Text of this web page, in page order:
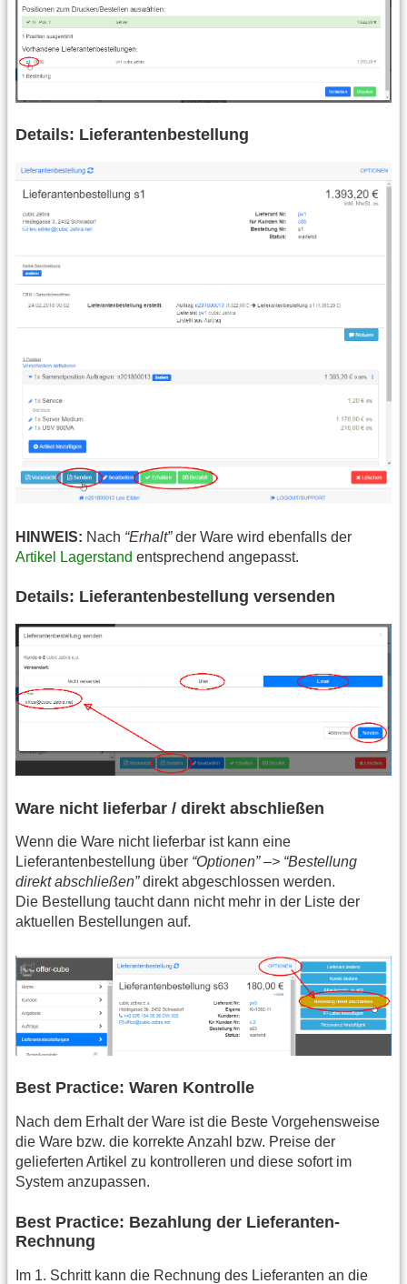
Details: Lieferantenbestellung
HINWEIS: Nach “Erhalt”der Ware wird ebenfalls der
Artikel Lagerstand entsprechend angepasst.
Details: Lieferantenbestellung versenden
Ware nicht lieferbar / direkt abschließen
Wenn die Ware nicht lieferbar ist kann eine
Lieferantenbestellung über “Optionen” –> “Bestellung
direkt abschließen”direkt abgeschlossen werden.
Die Bestellung taucht dann nicht mehr in der Liste der
aktuellen Bestellungen auf.
Best Practice: Waren Kontrolle
Nach dem Erhalt der Ware ist die Beste Vorgehensweise
die Ware bzw. die korrekte Anzahl bzw. Preise der
gelieferten Artikel zu kontrolleren und diese sofort im
System anzupassen.
Best Practice: Bezahlung der Lieferanten-
Rechnung
Im 1. Schritt kann die Rechnung des Lieferanten an die